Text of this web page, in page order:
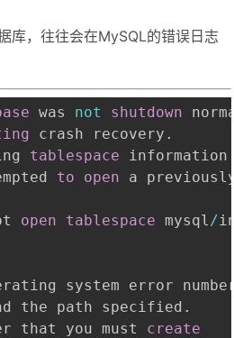
库，往往会在MySQL的错误日志
was not shutdown
crash recovery .
tablespace information
to open a
open tablespace mysql/
system error
the path specified .
that you must create